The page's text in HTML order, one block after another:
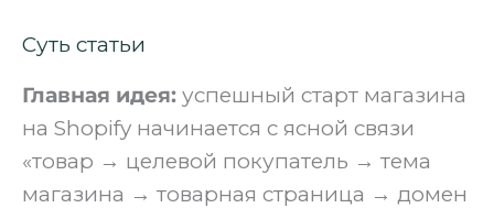
Суть статьи
Главная идея: успешный старт магазина
на Shopify начинается с ясной связи
«товар → целевой покупатель → тема
магазина → товарная страница → домен